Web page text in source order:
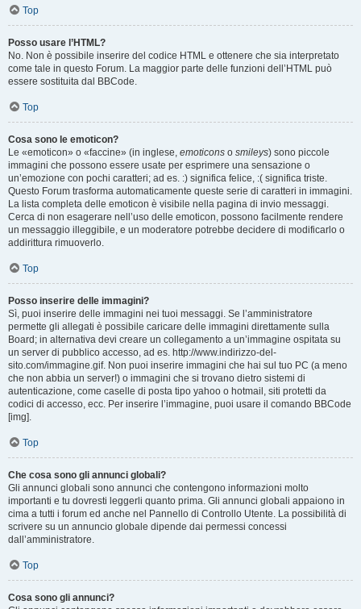
Top
Posso usare l’HTML?
No. Non è possibile inserire del codice HTML e ottenere che sia interpretato
come tale in questo Forum. La maggior parte delle funzioni dell’HTML può
essere sostituita dal BBCode.
Top
Cosa sono le emoticon?
Le «emoticon» o «faccine» (in inglese, emoticons o smileys) sono piccole
immagini che possono essere usate per esprimere una sensazione o
un’emozione con pochi caratteri; ad es. :) significa felice, :( significa triste.
Questo Forum trasforma automaticamente queste serie di caratteri in immagini.
La lista completa delle emoticon è visibile nella pagina di invio messaggi.
Cerca di non esagerare nell’uso delle emoticon, possono facilmente rendere
un messaggio illeggibile, e un moderatore potrebbe decidere di modificarlo o
addirittura rimuoverlo.
Top
Posso inserire delle immagini?
Sì, puoi inserire delle immagini nei tuoi messaggi. Se l’amministratore
permette gli allegati è possibile caricare delle immagini direttamente sulla
Board; in alternativa devi creare un collegamento a un’immagine ospitata su
un server di pubblico accesso, ad es. http://www.indirizzo-del-
sito.com/immagine.gif. Non puoi inserire immagini che hai sul tuo PC (a meno
che non abbia un server!) o immagini che si trovano dietro sistemi di
autenticazione, come caselle di posta tipo yahoo o hotmail, siti protetti da
codici di accesso, ecc. Per inserire l’immagine, puoi usare il comando BBCode
[img].
Top
Che cosa sono gli annunci globali?
Gli annunci globali sono annunci che contengono informazioni molto
importanti e tu dovresti leggerli quanto prima. Gli annunci globali appaiono in
cima a tutti i forum ed anche nel Pannello di Controllo Utente. La possibilità di
scrivere su un annuncio globale dipende dai permessi concessi
dall’amministratore.
Top
Cosa sono gli annunci?